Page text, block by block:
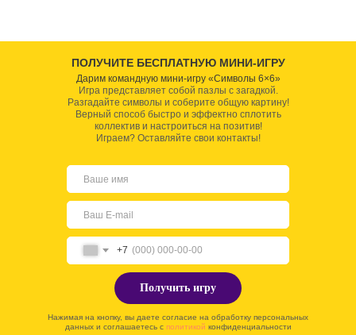
+7
Получить игру
Дарим командную мини-игру «Символы 6×6»
Игра представляет собой пазлы с загадкой.
Разгадайте символы и соберите общую картину!
Верный способ быстро и эффектно сплотить
коллектив и настроиться на позитив!
Играем? Оставляйте свои контакты!
ПОЛУЧИТЕ БЕСПЛАТНУЮ МИНИ-ИГРУ
Нажимая на кнопку, вы даете согласие на обработку персональных
данных и соглашаетесь c политикой конфиденциальности